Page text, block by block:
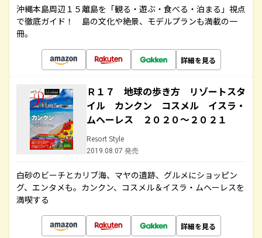
沖縄本島周辺１５離島を「観る・遊ぶ・食べる・泊まる」視点
で徹底ガイド！ 島の文化や絶景、モデルプランも満載の一
冊。
詳細を見る
Ｒ１７ 地球の歩き方 リゾートスタ
イル カンクン コスメル イスラ・
ムヘーレス ２０２０～２０２１
Resort Style
2019.08.07 発売
白砂のビーチとカリブ海、マヤの遺跡、グルメにショッピン
グ、エンタメも。カンクン、コスメル＆イスラ・ムヘーレスを
満喫する
詳細を見る